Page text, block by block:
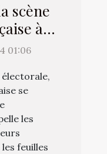
scène
à
01:06
électorale,
se
les
feuilles